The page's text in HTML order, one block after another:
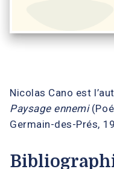
Nicolas Cano est
Paysage ennemi
Germain-des-Prés,